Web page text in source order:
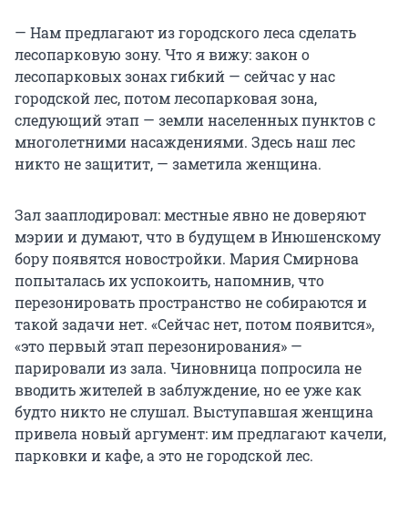
— Нам предлагают из городского леса сделать
лесопарковую зону. Что я вижу: закон о
лесопарковых зонах гибкий — сейчас у нас
городской лес, потом лесопарковая зона,
следующий этап — земли населенных пунктов с
многолетними насаждениями. Здесь наш лес
никто не защитит, — заметила женщина.
Зал зааплодировал: местные явно не доверяют
мэрии и думают, что в будущем в Инюшенскому
бору появятся новостройки. Мария Смирнова
попыталась их успокоить, напомнив, что
перезонировать пространство не собираются и
такой задачи нет. «Сейчас нет, потом появится»,
«это первый этап перезонирования» —
парировали из зала. Чиновница попросила не
вводить жителей в заблуждение, но ее уже как
будто никто не слушал. Выступавшая женщина
привела новый аргумент: им предлагают качели,
парковки и кафе, а это не городской лес.